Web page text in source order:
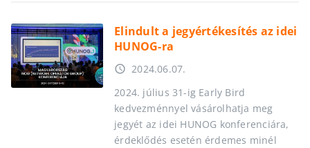
Elindult a jegyértékesítés az idei
HUNOG-ra
access_time 2024.06.07.
2024. július 31-ig Early Bird
kedvezménnyel vásárolhatja meg
jegyét az idei HUNOG konferenciára,
érdeklődés esetén érdemes minél